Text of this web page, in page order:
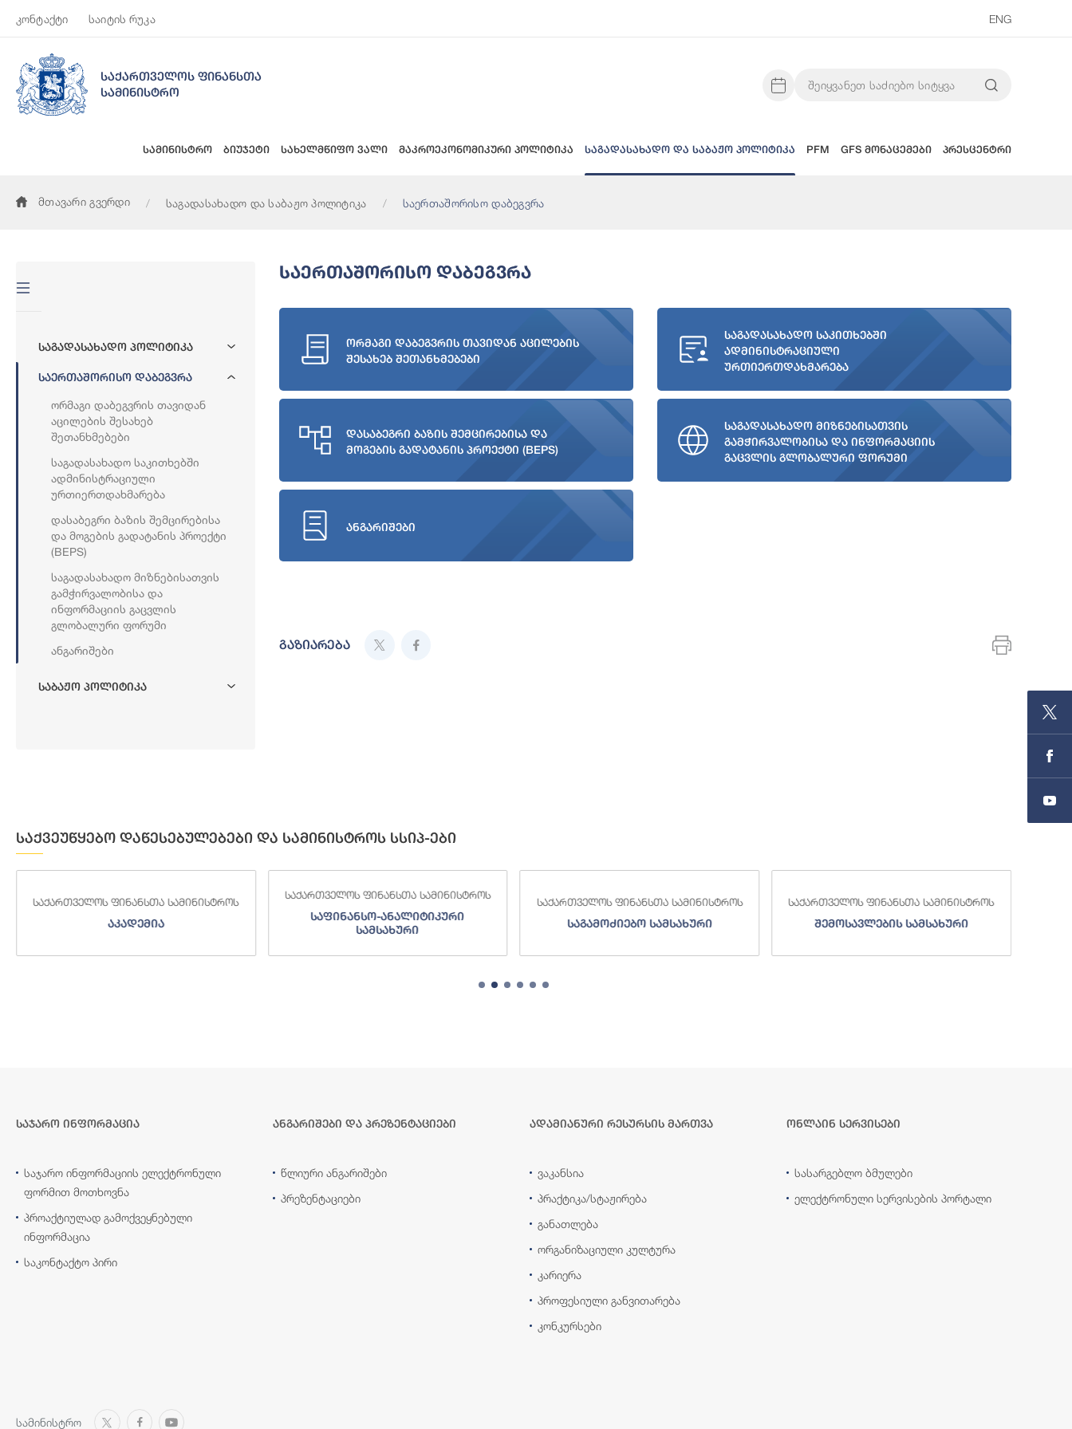
კონტაქტი საიტის რუკა ENG
საქართველოს ფინანსთა
სამინისტრო
სამინისტრო ბიუჯეტი სახელმწიფო ვალი მაკროეკონომიკური პოლიტიკა საგადასახადო და საბაჟო პოლიტიკა PFM GFS მონაცემები პრესცენტრი
მთავარი გვერდი საგადასახადო და საბაჟო პოლიტიკა საერთაშორისო დაბეგვრა
Საგადასახადო Პოლიტიკა
Საერთაშორისო Დაბეგვრა
Ორმაგი Დაბეგვრის Თავიდან
Აცილების Შესახებ
Შეთანხმებები
Საგადასახადო Საკითხებში
Ადმინისტრაციული
Ურთიერთდახმარება
Დასაბეგრი Ბაზის Შემცირებისა
Და Მოგების Გადატანის Პროექტი
(BEPS)
Საგადასახადო Მიზნებისათვის
Გამჭირვალობისა Და
Ინფორმაციის Გაცვლის
Გლობალური Ფორუმი
Ანგარიშები
Საბაჟო Პოლიტიკა
Საერთაშორისო Დაბეგვრა
ორმაგი დაბეგვრის თავიდან აცილების
შესახებ შეთანხმებები
საგადასახადო საკითხებში
ადმინისტრაციული
ურთიერთდახმარება
დასაბეგრი ბაზის შემცირებისა და
მოგების გადატანის პროექტი (BEPS)
საგადასახადო მიზნებისათვის
გამჭირვალობისა და ინფორმაციის
გაცვლის გლობალური ფორუმი
ანგარიშები
გაზიარება
საქვეუწყებო დაწესებულებები და სამინისტროს სსიპ-ები
საფინანსო-ანალიტიკური
სამსახური
საქართველოს ფინანსთა სამინისტროს
საგამოძიებო სამსახური
საქართველოს ფინანსთა სამინისტროს
შემოსავლების სამსახური
საქართველოს ფინანსთა სამინისტროს
სახელმწიფო ხაზინა
საჯარო ინფორმაცია
საჯარო ინფორმაციის ელექტრონული
ფორმით მოთხოვნა
პროაქტიულად გამოქვეყნებული
ინფორმაცია
საკონტაქტო პირი
ანგარიშები და პრეზენტაციები
წლიური ანგარიშები
პრეზენტაციები
ადამიანური რესურსის მართვა
ვაკანსია
პრაქტიკა/სტაჟირება
განათლება
ორგანიზაციული კულტურა
კარიერა
პროფესიული განვითარება
კონკურსები
ონლაინ სერვისები
სასარგებლო ბმულები
ელექტრონული სერვისების პორტალი
სამინისტრო